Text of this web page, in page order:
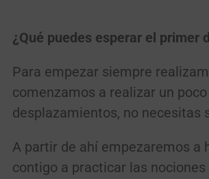
¿Qué puedes esperar el primer
Para empezar siempre
comenzamos a realizar un poco
desplazamientos, no necesitas
A partir de ahí empezaremos a
contigo a practicar las